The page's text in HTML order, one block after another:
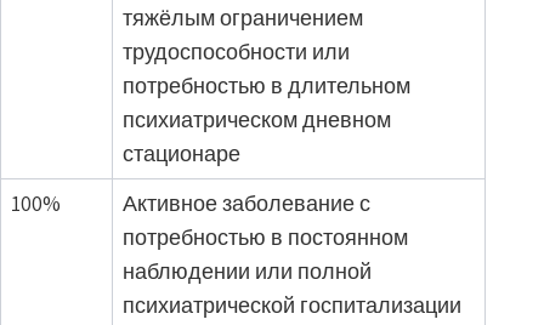
тяжёлым ограничением
трудоспособности или
потребностью в длительном
психиатрическом дневном
стационаре
100%
Активное заболевание с
потребностью в постоянном
наблюдении или полной
психиатрической госпитализации